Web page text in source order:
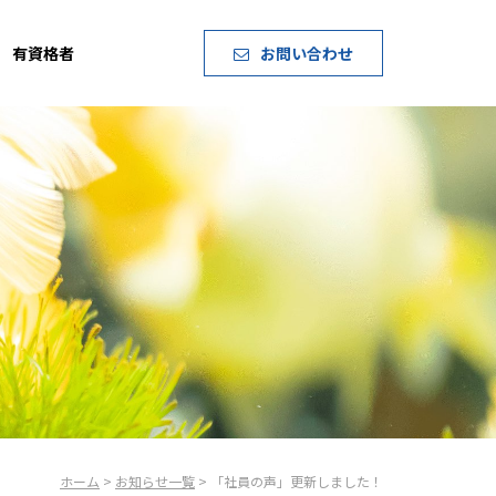
有資格者 お問い合わせ
ホーム > お知らせ一覧 > 「社員の声」更新しました！